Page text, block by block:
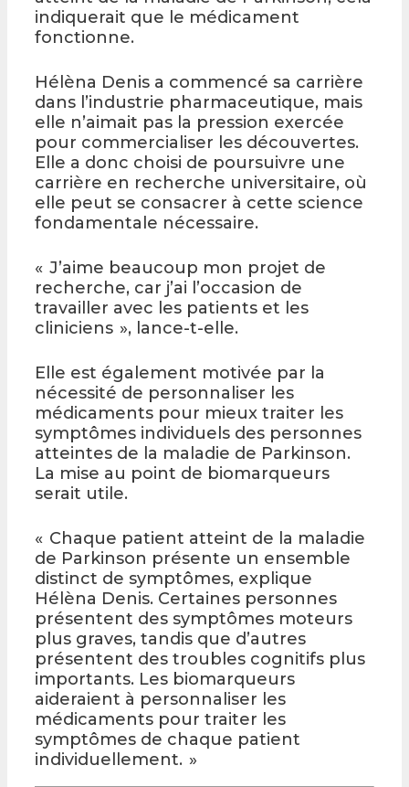
indiquerait que le médicament
fonctionne.
Hélèna Denis a commencé sa carrière
dans l’industrie pharmaceutique, mais
elle n’aimait pas la pression exercée
pour commercialiser les découvertes.
Elle a donc choisi de poursuivre une
carrière en recherche universitaire, où
elle peut se consacrer à cette science
fondamentale nécessaire.
« J’aime beaucoup mon projet de
recherche, car j’ai l’occasion de
travailler avec les patients et les
cliniciens », lance-t-elle.
Elle est également motivée par la
nécessité de personnaliser les
médicaments pour mieux traiter les
symptômes individuels des personnes
atteintes de la maladie de Parkinson.
La mise au point de biomarqueurs
serait utile.
« Chaque patient atteint de la maladie
de Parkinson présente un ensemble
distinct de symptômes, explique
Hélèna Denis. Certaines personnes
présentent des symptômes moteurs
plus graves, tandis que d’autres
présentent des troubles cognitifs plus
importants. Les biomarqueurs
aideraient à personnaliser les
médicaments pour traiter les
symptômes de chaque patient
individuellement. »